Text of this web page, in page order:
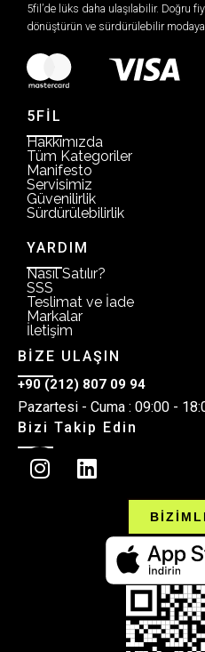
5fil’de lüks daha ulaşılabilir. Doğru
dönüştürün ve sürdürülebilir modaya
5FİL
Hakkımızda
Tüm Kategoriler
Manifesto
Servisimiz
Güvenilirlik
Sürdürülebilirlik
YARDIM
Nasıl Satılır?
SSS
Teslimat ve İade
Markalar
İletişim
BİZE ULAŞIN
+90 (212) 807 09 94
Pazartesi - Cuma : 09:00 -
Bizi Takip Edin